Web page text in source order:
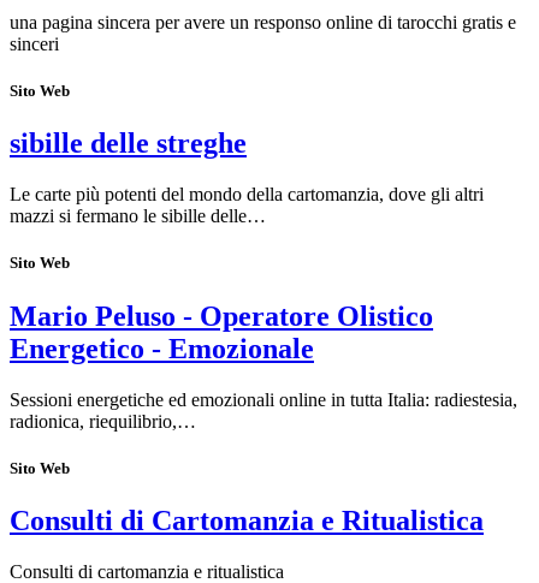
una pagina sincera per avere un responso online di tarocchi gratis e
sinceri
Sito Web
sibille delle streghe
Le carte più potenti del mondo della cartomanzia, dove gli altri
mazzi si fermano le sibille delle…
Sito Web
Mario Peluso - Operatore Olistico
Energetico - Emozionale
Sessioni energetiche ed emozionali online in tutta Italia: radiestesia,
radionica, riequilibrio,…
Sito Web
Consulti di Cartomanzia e Ritualistica
Consulti di cartomanzia e ritualistica